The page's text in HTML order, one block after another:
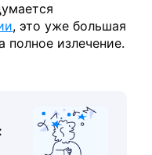
, это уже большая
полное излечение.